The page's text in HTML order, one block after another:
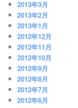
2013年3月
2013年2月
2013年1月
2012年12月
2012年11月
2012年10月
2012年9月
2012年8月
2012年7月
2012年6月